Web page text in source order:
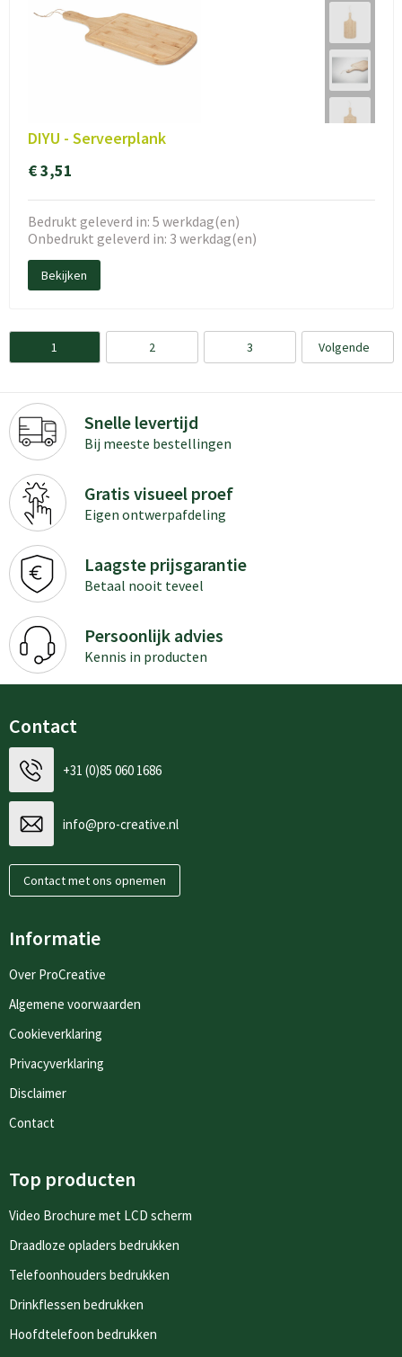
DIYU - Serveerplank
€ 3,51
Bedrukt geleverd in: 5 werkdag(en)
Onbedrukt geleverd in: 3 werkdag(en)
Bekijken
1 2 3 Volgende
Snelle levertijd
Bij meeste bestellingen
Gratis visueel proef
Eigen ontwerpafdeling
Laagste prijsgarantie
Betaal nooit teveel
Persoonlijk advies
Kennis in producten
Contact
+31 (0)85 060 1686
info@pro-creative.nl
Contact met ons opnemen
Informatie
Over ProCreative
Algemene voorwaarden
Cookieverklaring
Privacyverklaring
Disclaimer
Contact
Top producten
Video Brochure met LCD scherm
Draadloze opladers bedrukken
Telefoonhouders bedrukken
Drinkflessen bedrukken
Hoofdtelefoon bedrukken